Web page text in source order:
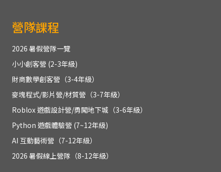
營隊課程
2026 暑假營隊一覽
小小創客營 (2-3年級)
財商數學創客營（3-4年級）
麥塊程式/影片營/材質營（3-7年級）
Roblox 遊戲設計營/勇闖地下城（3-6年級）
Python 遊戲體驗營 (7~12年級)
AI 互動藝術營（7-12年級）
2026 暑假線上營隊（8-12年級）